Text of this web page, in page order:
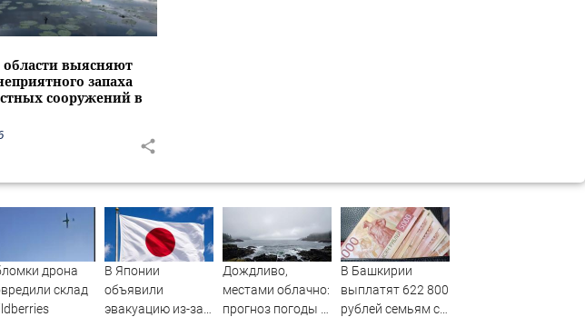
области выясняют
запаха
сооружений в
дрона
склад
В Японии
объявили
эвакуацию из-за
Дождливо,
местами облачно:
прогноз погоды в
В Башкирии
выплатят 622 800
рублей семьям с